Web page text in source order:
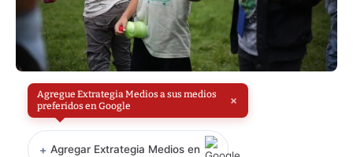
Agregue Extrategia Medios a sus medios
preferidos en Google
×
+ Agregar Extrategia Medios en